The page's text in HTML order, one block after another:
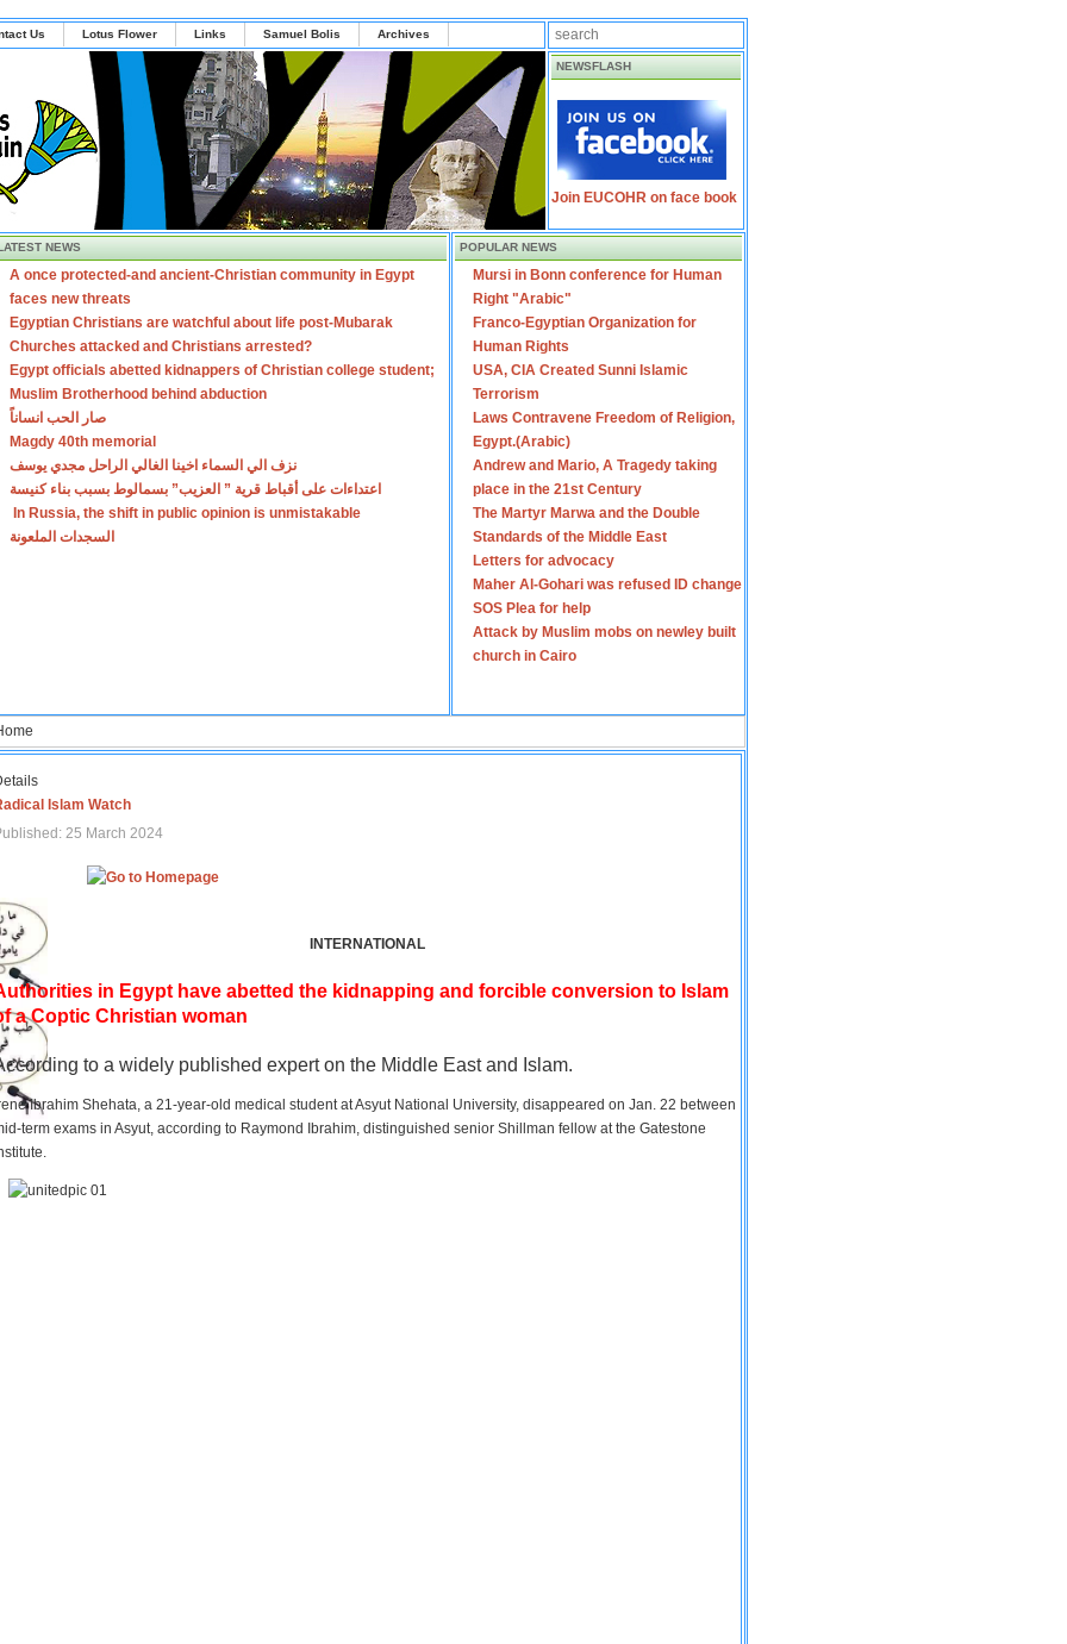
Us Lotus Flower Links Samuel Bolis Archives
NEWSFLASH
Join EUCOHR on face book
NEWS
A once protected-and ancient-Christian community in Egypt
faces new threats
Egyptian Christians are watchful about life post-Mubarak
Churches attacked and Christians arrested?
Egypt officials abetted kidnappers of Christian college student;
Muslim Brotherhood behind abduction
صار الحب انساناً
Magdy 40th memorial
نزف الي السماء اخينا الغالي الراحل مجدي يوسف
اعتداءات على أقباط قرية ” العزيب” بسمالوط بسبب بناء كنيسة
In Russia, the shift in public opinion is unmistakable
السجدات الملعونة
POPULAR NEWS
Mursi in Bonn conference for Human
Right "Arabic"
Franco-Egyptian Organization for
Human Rights
USA, CIA Created Sunni Islamic
Terrorism
Laws Contravene Freedom of Religion,
Egypt.(Arabic)
Andrew and Mario, A Tragedy taking
place in the 21st Century
The Martyr Marwa and the Double
Standards of the Middle East
Letters for advocacy
Maher Al-Gohari was refused ID change
SOS Plea for help
Attack by Muslim mobs on newley built
church in Cairo
Islam Watch
25 March 2024
INTERNATIONAL
in Egypt have abetted the kidnapping and forcible conversion to Islam
a Coptic Christian woman
to a widely published expert on the Middle East and Islam.
Ibrahim Shehata, a 21-year-old medical student at Asyut National University, disappeared on Jan. 22 between
term exams in Asyut, according to Raymond Ibrahim, distinguished senior Shillman fellow at the Gatestone